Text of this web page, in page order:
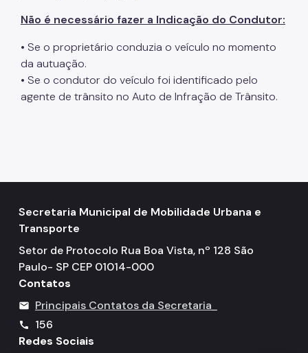
Não é necessário fazer a Indicação do Condutor:
• Se o proprietário conduzia o veículo no momento
da autuação.
• Se o condutor do veículo foi identificado pelo
agente de trânsito no Auto de Infração de Trânsito.
Secretaria Municipal de Mobilidade Urbana e
Transporte
Setor de Protocolo Rua Boa Vista, nº 128 São
Paulo- SP CEP 01014-000
Contatos
mail Principais Contatos da Secretaria
call
156
Redes Sociais